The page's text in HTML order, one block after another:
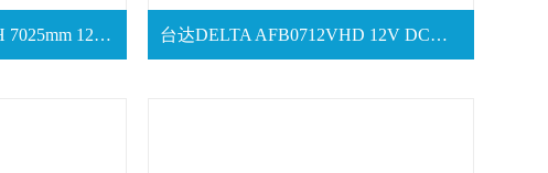
台达DELTA AFB0712VH 7025mm 12V 轴流风扇 台达DELTA AFB0712VHD 12V DC轴流风扇